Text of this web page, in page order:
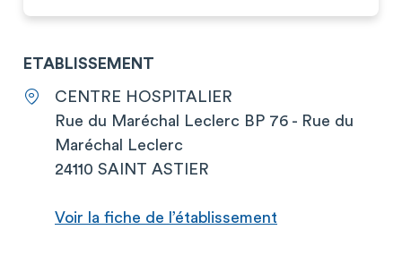
ETABLISSEMENT
CENTRE HOSPITALIER
Rue du Maréchal Leclerc BP 76 - Rue du
Maréchal Leclerc
24110 SAINT ASTIER
Voir la fiche de l’établissement